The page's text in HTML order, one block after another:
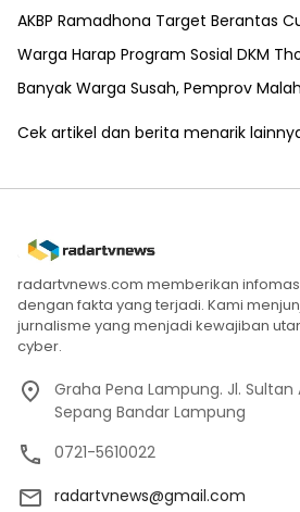
AKBP Ramadhona Target Berantas
Warga Harap Program Sosial DKM
Banyak Warga Susah, Pemprov
Cek artikel dan berita menarik
radartvnews.com memberikan
dengan fakta yang terjadi. Kami
jurnalisme yang menjadi kewajiban
cyber.
Graha Pena Lampung. Jl. Sultan
Sepang Bandar Lampung
0721-5610022
radartvnews@gmail.com